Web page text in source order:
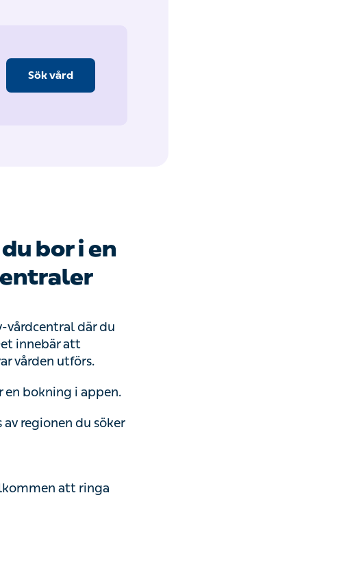
Sök vård
bor i en
vårdcentral där du
innebär att
vården utförs.
bokning i appen.
av regionen du söker
att ringa